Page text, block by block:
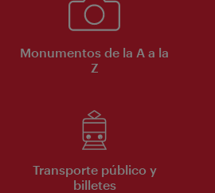
Monumentos de la A a la
Z
Transporte público y
billetes